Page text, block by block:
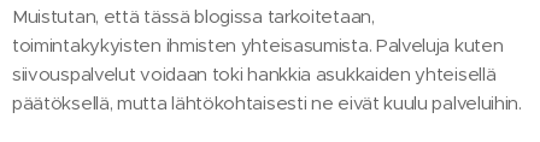
Muistutan, että tässä blogissa tarkoitetaan,
toimintakykyisten ihmisten yhteisasumista. Palveluja kuten
siivouspalvelut voidaan toki hankkia asukkaiden yhteisellä
päätöksellä, mutta lähtökohtaisesti ne eivät kuulu palveluihin.